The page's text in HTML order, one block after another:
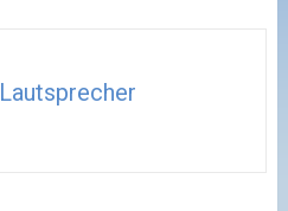
Lautsprecher